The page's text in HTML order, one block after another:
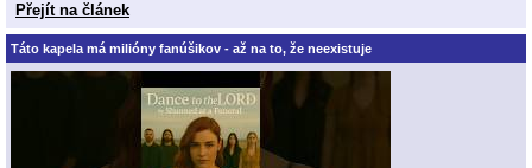
Přejít na článek
Táto kapela má milióny fanúšikov - až na to, že neexistuje